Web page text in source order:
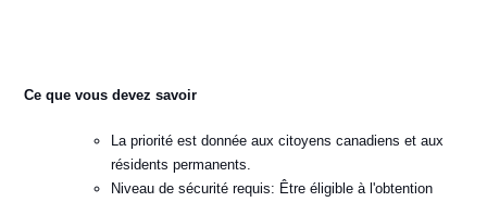
Ce que vous devez savoir
La priorité est donnée aux citoyens canadiens et aux
résidents permanents.
Niveau de sécurité requis: Être éligible à l'obtention